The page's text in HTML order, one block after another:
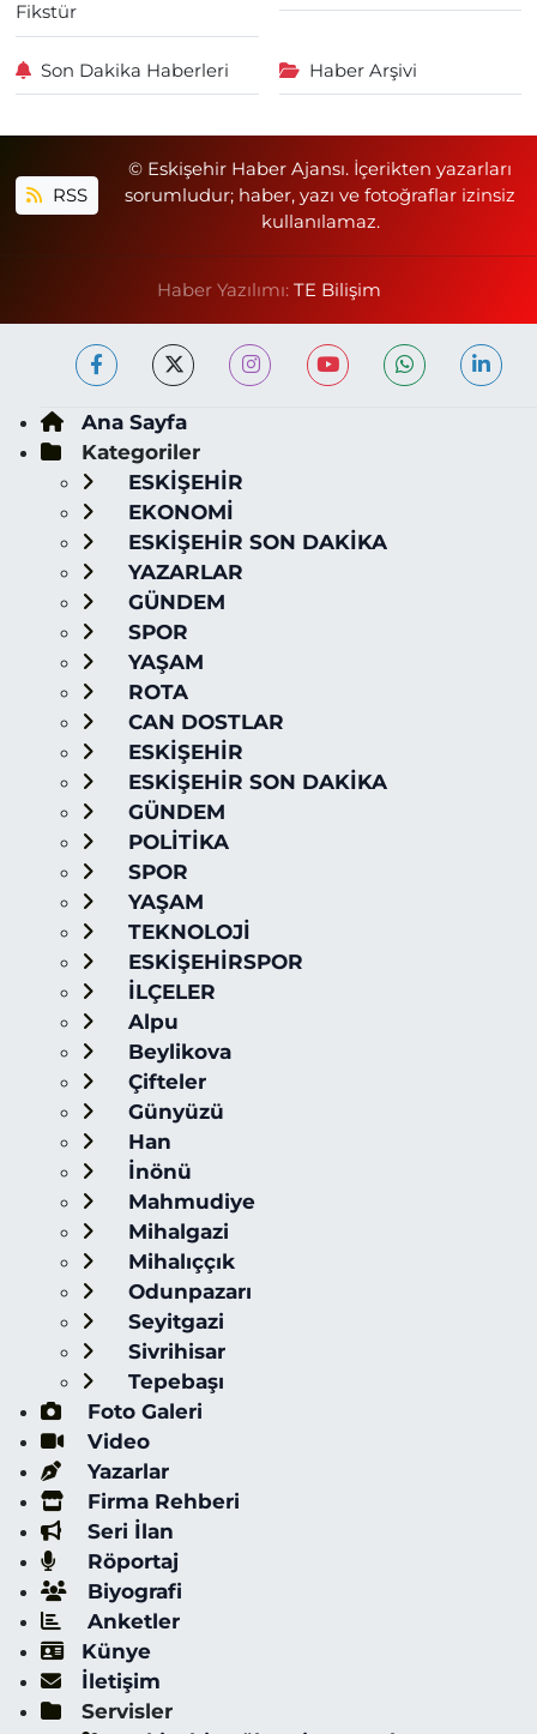
Fikstür
Son Dakika Haberleri Haber Arşivi
RSS
© Eskişehir Haber Ajansı. İçerikten yazarları
sorumludur; haber, yazı ve fotoğraflar izinsiz
kullanılamaz.
Haber Yazılımı: TE Bilişim
Ana Sayfa
Kategoriler
ESKİŞEHİR
EKONOMİ
ESKİŞEHİR SON DAKİKA
YAZARLAR
GÜNDEM
SPOR
YAŞAM
ROTA
CAN DOSTLAR
ESKİŞEHİR
ESKİŞEHİR SON DAKİKA
GÜNDEM
POLİTİKA
SPOR
YAŞAM
TEKNOLOJİ
ESKİŞEHİRSPOR
İLÇELER
Alpu
Beylikova
Çifteler
Günyüzü
Han
İnönü
Mahmudiye
Mihalgazi
Mihalıççık
Odunpazarı
Seyitgazi
Sivrihisar
Tepebaşı
Foto Galeri
Video
Yazarlar
Firma Rehberi
Seri İlan
Röportaj
Biyografi
Anketler
Künye
İletişim
Servisler